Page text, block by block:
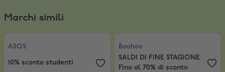
Marchi simili
ASOS
ASOS
10% sconto studenti
Boohoo
SALDI DI FINE
Boohoo
SALDI DI FINE STAGIONE
Fino al 70% di sconto